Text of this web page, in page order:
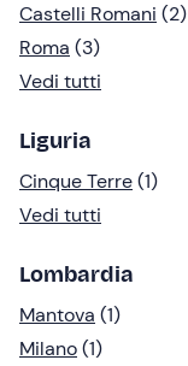
Castelli Romani (2)
Roma (3)
Vedi tutti
Liguria
Cinque Terre(1)
Vedi tutti
Lombardia
Mantova (1)
Milano(1)